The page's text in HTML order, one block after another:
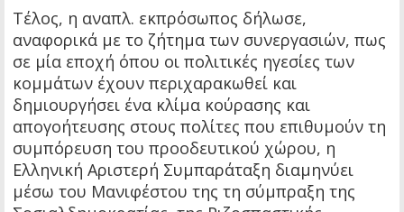
Τέλος, η αναπλ. εκπρόσωπος δήλωσε,
αναφορικά με το ζήτημα των συνεργασιών, πως
σε μία εποχή όπου οι πολιτικές ηγεσίες των
κομμάτων έχουν περιχαρακωθεί και
δημιουργήσει ένα κλίμα κούρασης και
απογοήτευσης στους πολίτες που επιθυμούν τη
συμπόρευση του προοδευτικού χώρου, η
Ελληνική Αριστερή Συμπαράταξη διαμηνύει
μέσω του Μανιφέστου της τη σύμπραξη της